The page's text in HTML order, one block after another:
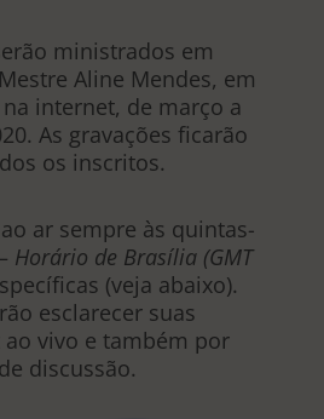
ministrados em
Aline Mendes, em
internet, de março a
As gravações ficarão
os inscritos.
ar sempre às quintas-
Horário de Brasília (GMT
(veja abaixo).
esclarecer suas
vivo e também por
discussão.